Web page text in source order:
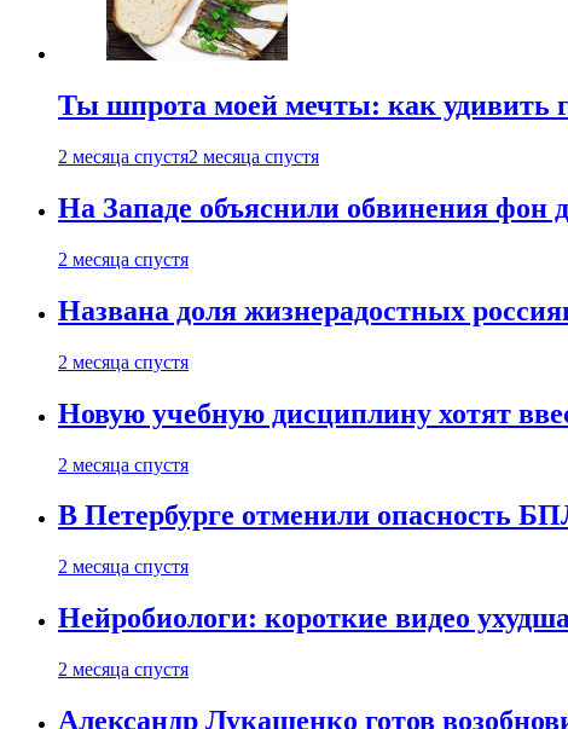
Ты шпрота моей мечты: как удивить
2 месяца спустя2 месяца спустя
На Западе объяснили обвинения фон
2 месяца спустя
Названа доля жизнерадостных
2 месяца спустя
Новую учебную дисциплину хотят
2 месяца спустя
В Петербурге отменили опасность
2 месяца спустя
Нейробиологи: короткие видео
2 месяца спустя
Александр Лукашенко готов